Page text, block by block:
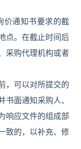
价通知书要求的截
点。在截止时间后
采购代理机构或者
，可以对所提交的
面通知采购人、
响应文件的组成部
致的，以补充、修